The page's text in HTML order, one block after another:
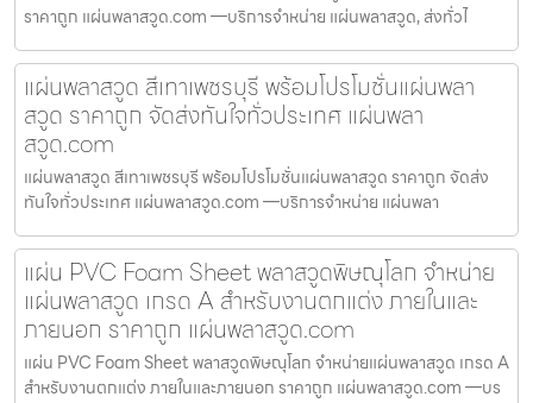
ราคาถูก แผ่นพลาสวูด.com —บริการจำหน่าย แผ่นพลาสวูด, ส่งทั่วไ
แผ่นพลาสวูด สีเทาเพชรบุรี พร้อมโปรโมชั่นแผ่นพลา
สวูด ราคาถูก จัดส่งทันใจทั่วประเทศ แผ่นพลา
สวูด.com
แผ่นพลาสวูด สีเทาเพชรบุรี พร้อมโปรโมชั่นแผ่นพลาสวูด ราคาถูก จัดส่ง
ทันใจทั่วประเทศ แผ่นพลาสวูด.com —บริการจำหน่าย แผ่นพลา
แผ่น PVC Foam Sheet พลาสวูดพิษณุโลก จำหน่าย
แผ่นพลาสวูด เกรด A สำหรับงานตกแต่ง ภายในและ
ภายนอก ราคาถูก แผ่นพลาสวูด.com
แผ่น PVC Foam Sheet พลาสวูดพิษณุโลก จำหน่ายแผ่นพลาสวูด เกรด A
สำหรับงานตกแต่ง ภายในและภายนอก ราคาถูก แผ่นพลาสวูด.com —บร